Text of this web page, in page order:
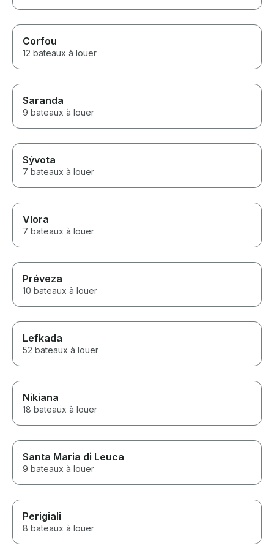
Corfou
12 bateaux à louer
Saranda
9 bateaux à louer
Sývota
7 bateaux à louer
Vlora
7 bateaux à louer
Préveza
10 bateaux à louer
Lefkada
52 bateaux à louer
Nikiana
18 bateaux à louer
Santa Maria di Leuca
9 bateaux à louer
Perigiali
8 bateaux à louer